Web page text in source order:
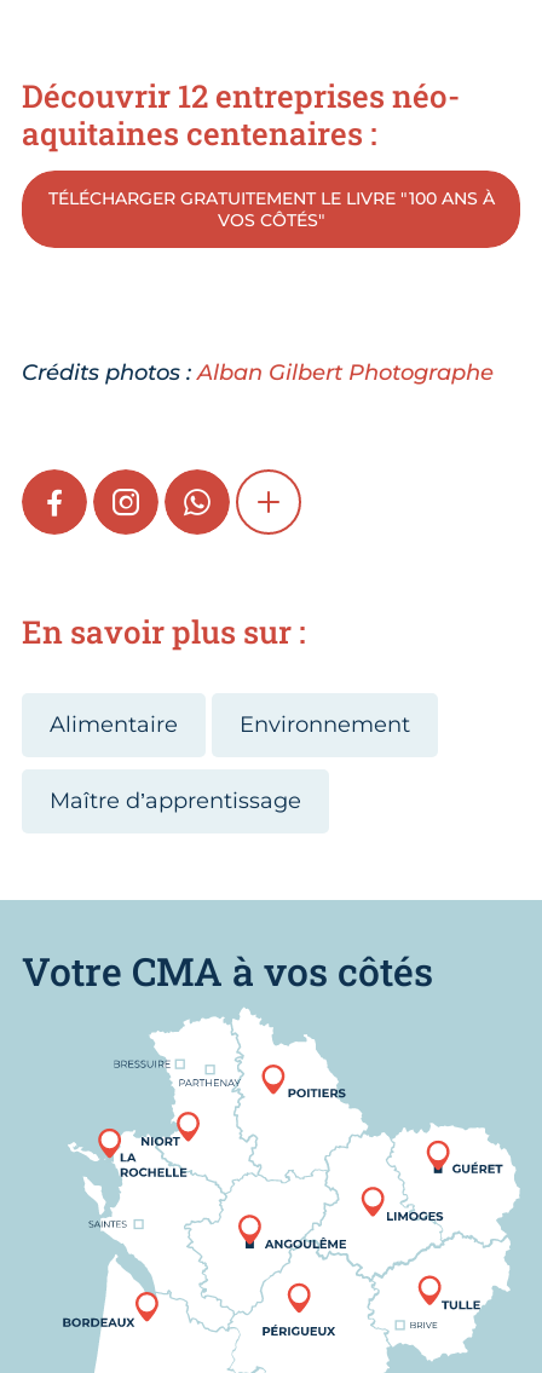
Découvrir 12 entreprises néo-
aquitaines centenaires :
TÉLÉCHARGER GRATUITEMENT LE LIVRE "100 ANS À
VOS CÔTÉS"
Crédits photos :Alban Gilbert Photographe
FACEBOOKINSTAGRAMWHATSAPPSHOW MORE
En savoir plus sur :
Alimentaire Environnement
Maître d’apprentissage
Votre CMA à vos côtés